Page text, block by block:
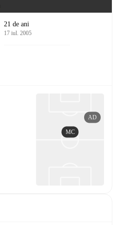
21 de ani
17 iul. 2005
MC
AD